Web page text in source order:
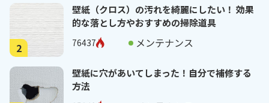
2
壁紙（クロス）の汚れを綺麗にしたい！ 効果
的な落とし方やおすすめの掃除道具
76437 メンテナンス
壁紙に穴があいてしまった！自分で補修する
方法